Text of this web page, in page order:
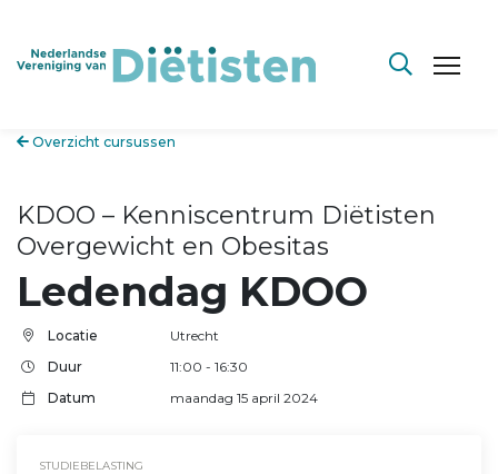
Overzicht cursussen
KDOO – Kenniscentrum Diëtisten
Overgewicht en Obesitas
Ledendag KDOO
Locatie
Utrecht
Duur
11:00 - 16:30
Datum
maandag 15 april 2024
STUDIEBELASTING